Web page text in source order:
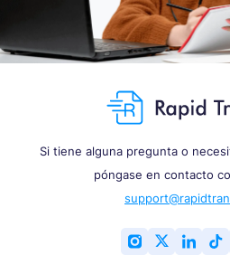
Si tiene alguna pregunta o
póngase en contacto